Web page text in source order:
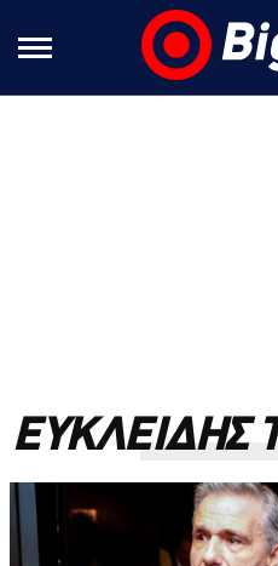
ΕΥΚΛΕΙΔΗΣ